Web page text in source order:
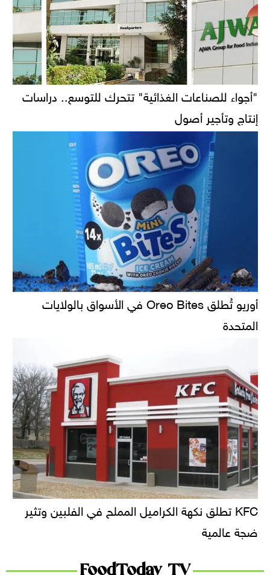
"أجواء للصناعات الغذائية" تتحرك للتوسع.. دراسات
إنتاج وتأجير أصول
أوريو تُطلق Oreo Bites في الأسواق بالولايات
المتحدة
KFC تطلق نكهة الكراميل المملح في الفلبين وتثير
ضجة عالمية
FoodToday TV